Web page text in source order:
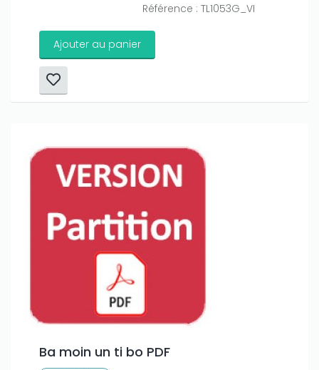
Référence : TL1053G_VI
Ajouter au panier
Ba moin un ti bo PDF